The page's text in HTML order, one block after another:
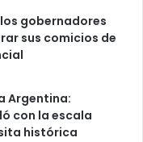
gobernadores
sus comicios de
Argentina:
con la escala
histórica